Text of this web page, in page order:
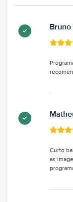
Bruno
Curto
as